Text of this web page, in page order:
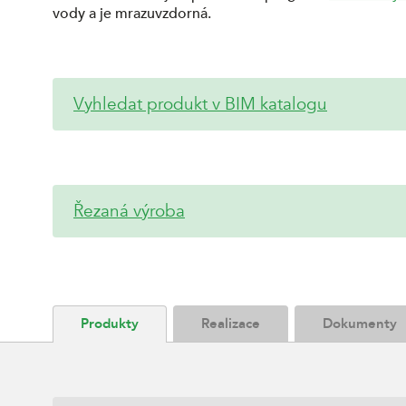
vody a je mrazuvzdorná.
Vyhledat produkt v BIM katalogu
Řezaná výroba
Produkty Realizace Dokumenty